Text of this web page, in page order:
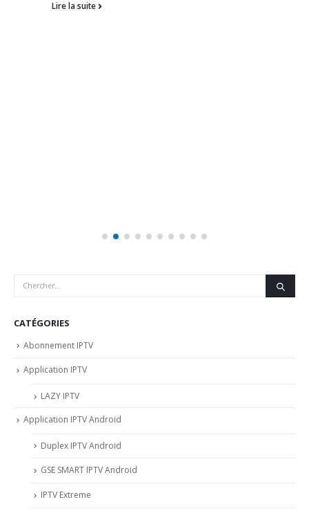
Lire la suite
CATÉGORIES
Abonnement IPTV
Application IPTV
LAZY IPTV
Application IPTV Android
Duplex IPTV Android
GSE SMART IPTV Android
IPTV Extreme